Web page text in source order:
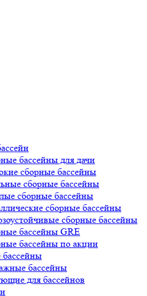
бассейны для дачи
сборные бассейны
сборные бассейны
сборные бассейны
сборные бассейны
сборные бассейны
бассейны GRE
бассейны по акции
бассейны
для бассейнов